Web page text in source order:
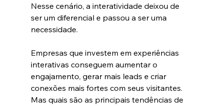
Nesse cenário, a interatividade deixou de
ser um diferencial e passou a ser uma
necessidade.
Empresas que investem em experiências
interativas conseguem aumentar o
engajamento, gerar mais leads e criar
conexões mais fortes com seus visitantes.
Mas quais são as principais tendências de